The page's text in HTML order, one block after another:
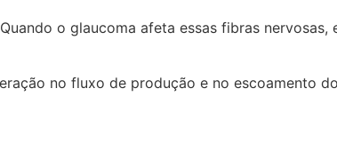
o glaucoma afeta essas fibras nervosas,
no fluxo de produção e no escoamento